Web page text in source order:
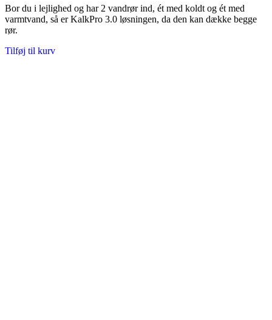
Bor du i lejlighed og har 2 vandrør ind, ét med koldt og ét med
varmtvand, så er KalkPro 3.0 løsningen, da den kan dække begge
rør.
Tilføj til kurv